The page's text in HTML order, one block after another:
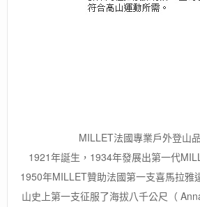
MILLET法國專業戶外登山
1921年誕生，1934年發展出第一代
1950年MILLET贊助法國第一支喜馬拉雅
山史上第一支征服了海拔八千公尺（